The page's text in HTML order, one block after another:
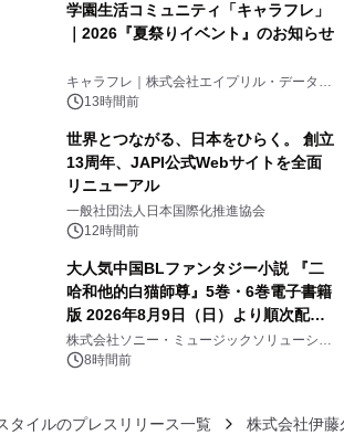
学園生活コミュニティ「キャラフレ」
｜2026『夏祭りイベント』のお知らせ
キャラフレ｜株式会社エイプリル・データ・
デザインズ
13時間前
世界とつながる、日本をひらく。 創立
13周年、JAPI公式Webサイトを全面
リニューアル
一般社団法人日本国際化推進協会
12時間前
大人気中国BLファンタジー小説 『二
哈和他的白猫師尊』5巻・6巻電子書籍
版 2026年8月9日（日）より順次配信
開始
株式会社ソニー・ミュージックソリューショ
ンズ8時間前
タイルのプレスリリース一覧 株式会社伊藤